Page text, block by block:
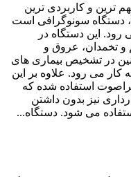
ترین و کاربردی ترین
دستگاه سونوگرافی است
رود. این دستگاه در
و تخمدان، عروق و
در تشخیص بیماری های
کار می رود. علاوه بر این
استفاده شده که
نیز بدون داشتن
می شود. دستگاه...